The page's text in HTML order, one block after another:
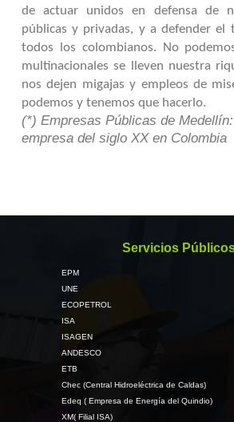
de actuar unidos en defensa de
públicas y privadas, y a defender el
todos los colombianos. No
multinacionales se lleven nuestra
nos dejen migajas y empleos de
podemos y tenemos que hacerlo.
(*) Empresas Públicas de
empresa del siglo XX en Colombia
Servicios
EPM
UNE
ECOPETROL
ISA
ISAGEN
ANDESCO
ETB
Chec (Central Hidroeléctrica de Caldas)
Edeq ( Empresa de Energía del Quindio)
XM( Filial ISA)